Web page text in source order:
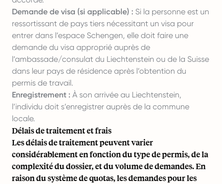
Demande de visa (si applicable) : Si la personne est un
ressortissant de pays tiers nécessitant un visa pour
entrer dans l’espace Schengen, elle doit faire une
demande du visa approprié auprès de
l’ambassade/consulat du Liechtenstein ou de la Suisse
dans leur pays de résidence après l’obtention du
permis de travail.
Enregistrement : À son arrivée au Liechtenstein,
l’individu doit s’enregistrer auprès de la commune
locale.
Délais de traitement et frais
Les délais de traitement peuvent varier
considérablement en fonction du type de permis, de la
complexité du dossier, et du volume de demandes. En
raison du système de quotas, les demandes pour les